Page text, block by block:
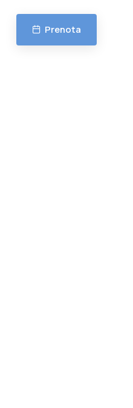
Prenota